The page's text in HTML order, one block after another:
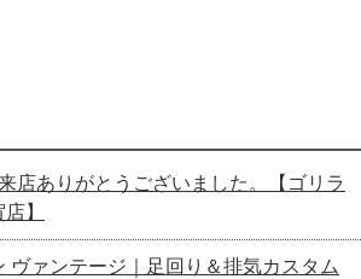
店ありがとうございました。【ゴリラ
】
ヴァンテージ｜足回り＆排気カスタム